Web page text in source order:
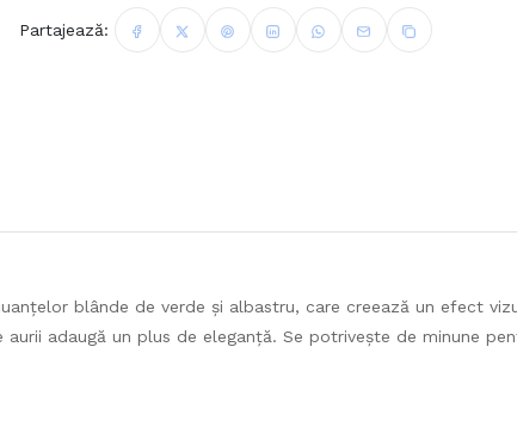
Partajează:
blânde de verde și albastru, care creează un efect
adaugă un plus de eleganță. Se potrivește de minune